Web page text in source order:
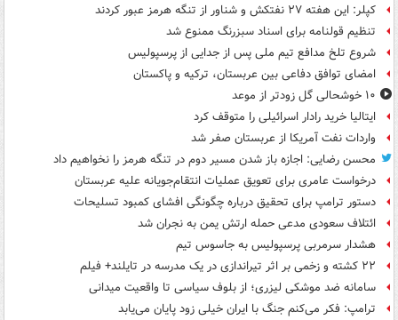
کپلر: این هفته ۲۷ نفتکش و شناور از تنگه هرمز عبور کردند
تنظیم قولنامه برای اسناد سبزرنگ ممنوع شد
شروع تلخ مدافع تیم ملی پس از جدایی از پرسپولیس
امضای توافق دفاعی بین عربستان، ترکیه و پاکستان
۱۰ خوشحالی گل زودتر از موعد
ایتالیا خرید رادار اسرائیلی را متوقف کرد
واردات نفت آمریکا از عربستان صفر شد
محسن رضایی: اجازه باز شدن مسیر دوم در تنگه هرمز را نخواهیم داد
درخواست عامری برای تعویق عملیات انتقام‌جویانه علیه عربستان
دستور ترامپ برای تحقیق درباره چگونگی افشای کمبود تسلیحات
ائتلاف سعودی مدعی حمله ارتش یمن به نجران شد
هشدار سرمربی پرسپولیس به جاسوس تیم
۲۲ کشته و زخمی بر اثر تیراندازی در یک مدرسه در تایلند+ فیلم
سامانه ضد موشکی لیزری؛ از بلوف سیاسی تا واقعیت میدانی
ترامپ: فکر می‌کنم جنگ با ایران خیلی زود پایان می‌یابد